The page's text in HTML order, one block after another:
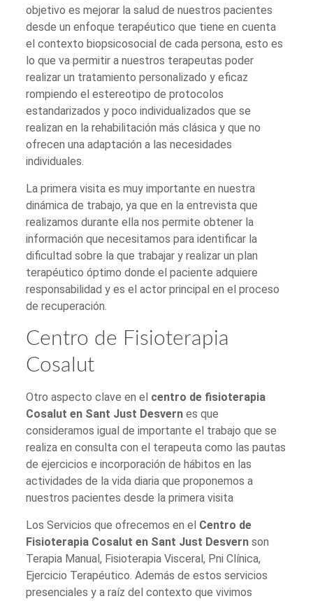
objetivo es mejorar la salud de nuestros pacientes
desde un enfoque terapéutico que tiene en cuenta
el contexto biopsicosocial de cada persona, esto es
lo que va permitir a nuestros terapeutas poder
realizar un tratamiento personalizado y eficaz
rompiendo el estereotipo de protocolos
estandarizados y poco individualizados que se
realizan en la rehabilitación más clásica y que no
ofrecen una adaptación a las necesidades
individuales.
La primera visita es muy importante en nuestra
dinámica de trabajo, ya que en la entrevista que
realizamos durante ella nos permite obtener la
información que necesitamos para identificar la
dificultad sobre la que trabajar y realizar un plan
terapéutico óptimo donde el paciente adquiere
responsabilidad y es el actor principal en el proceso
de recuperación.
Centro de Fisioterapia
Cosalut
Otro aspecto clave en el centro de fisioterapia
Cosalut en Sant Just Desvern es que
consideramos igual de importante el trabajo que se
realiza en consulta con el terapeuta como las pautas
de ejercicios e incorporación de hábitos en las
actividades de la vida diaria que proponemos a
nuestros pacientes desde la primera visita
Los Servicios que ofrecemos en el Centro de
Fisioterapia Cosalut en Sant Just Desvern son
Terapia Manual, Fisioterapia Visceral, Pni Clínica,
Ejercicio Terapéutico. Además de estos servicios
presenciales y a raíz del contexto que vivimos